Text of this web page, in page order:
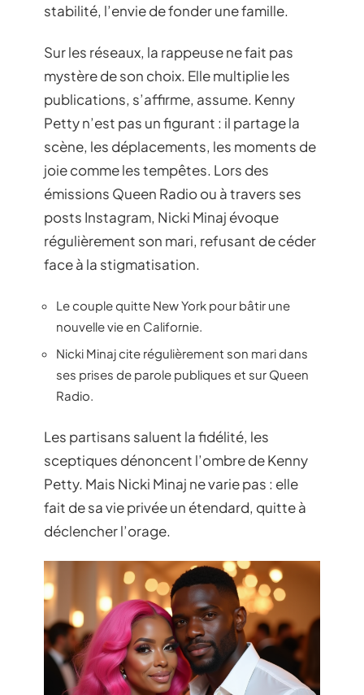
stabilité, l’envie de fonder une famille.
Sur les réseaux, la rappeuse ne fait pas
mystère de son choix. Elle multiplie les
publications, s’affirme, assume. Kenny
Petty n’est pas un figurant : il partage la
scène, les déplacements, les moments de
joie comme les tempêtes. Lors des
émissions Queen Radio ou à travers ses
posts Instagram, Nicki Minaj évoque
régulièrement son mari, refusant de céder
face à la stigmatisation.
Le couple quitte New York pour bâtir une
nouvelle vie en Californie.
Nicki Minaj cite régulièrement son mari dans
ses prises de parole publiques et sur Queen
Radio.
Les partisans saluent la fidélité, les
sceptiques dénoncent l’ombre de Kenny
Petty. Mais Nicki Minaj ne varie pas : elle
fait de sa vie privée un étendard, quitte à
déclencher l’orage.